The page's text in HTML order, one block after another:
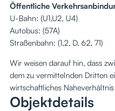
Öffentliche
U-Bahn: (U1,U2, U4)
Autobus: (57A)
Straßenbahn: (1,2, D, 62, 71)
Wir weisen darauf hin, dass
dem zu vermittelnden Dritten
wirtschaftliches
Objektdetails